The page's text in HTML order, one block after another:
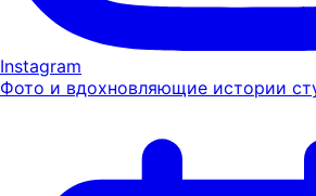
Instagram
Фото и вдохновляющие истории